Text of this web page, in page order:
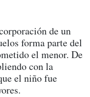
de un
forma parte del
el menor. De
con la
el niño fue